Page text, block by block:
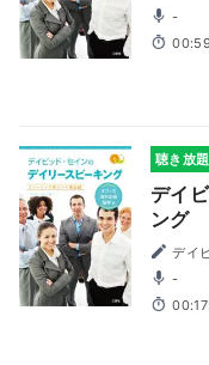
-
聴き放
デイ
ング
デイ
-